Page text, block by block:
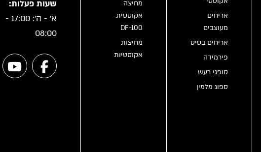
אריחים
מעוצבים
אריחים בסיס
פירמידה
סופגי רעש
ספוג מלמין
מחיצה
אקוסטית
DF-100
מחיצות
אקוסטיות
שעות פעלות:
א' - ה': 17:00 -
08:00